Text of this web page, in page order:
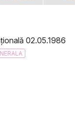
02.05.1986